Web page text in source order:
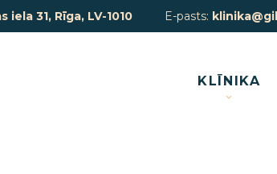
iela 31, Rīga, LV-1010 E-pasts:
KLĪNIKA